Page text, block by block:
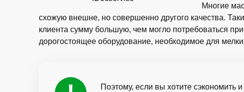
Многие
схожую внешне, но совершенно другого качества.
клиента сумму большую, чем могло потребоваться
дорогостоящее оборудование, необходимое для
Поэтому, если вы хотите сэкономить